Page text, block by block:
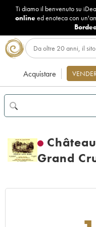
Ti diamo il benvenuto su
onlineed enoteca con
Acquistare
Grand